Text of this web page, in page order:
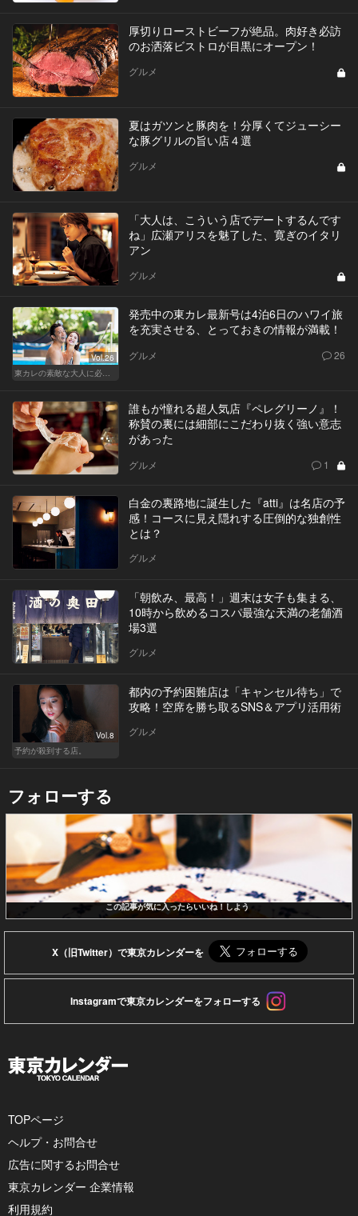
厚切りローストビーフが絶品。肉好き必訪
のお洒落ビストロが目黒にオープン！
グルメ
夏はガツンと豚肉を！分厚くてジューシー
な豚グリルの旨い店４選
グルメ
「大人は、こういう店でデートするんです
ね」広瀬アリスを魅了した、寛ぎのイタリ
アン
グルメ
Vol.26
東カレの素敵な大人に必要なこと
発売中の東カレ最新号は4泊6日のハワイ旅
を充実させる、とっておきの情報が満載！
グルメ 26
誰もが憧れる超人気店『ペレグリーノ』！
称賛の裏には細部にこだわり抜く強い意志
があった
グルメ 1
白金の裏路地に誕生した『atti』は名店の予
感！コースに見え隠れする圧倒的な独創性
とは？
グルメ
「朝飲み、最高！」週末は女子も集まる、
10時から飲めるコスパ最強な天満の老舗酒
場3選
グルメ
Vol.8
予約が殺到する店。
都内の予約困難店は「キャンセル待ち」で
攻略！空席を勝ち取るSNS＆アプリ活用術
グルメ
フォローする
この記事が気に入ったらいいね！しよう
X（旧Twitter）で東京カレンダーを
Instagramで東京カレンダーをフォローする
TOPページ
ヘルプ・お問合せ
広告に関するお問合せ
東京カレンダー 企業情報
利用規約